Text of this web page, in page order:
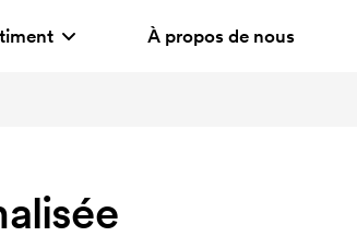
À propos de nous